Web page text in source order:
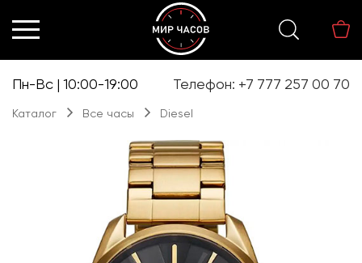
Пн-Вс | 10:00-19:00 Телефон: +7 777 257 00 70
Каталог Все часы Diesel